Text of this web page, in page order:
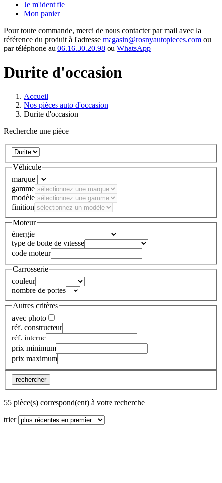
Je m'identifie
Mon panier
Pour toute commande, merci de nous contacter par mail avec la
référence du produit à l'adresse magasin@rosnyautopieces.com ou
par téléphone au 06.16.30.20.98 ou WhatsApp
Durite d'occasion
Accueil
Nos pièces auto d'occasion
Durite d'occasion
Recherche une pièce
Véhicule
marque
gamme
modèle
finition
Moteur
énergie
type de boite de vitesse
code moteur
Carrosserie
couleur
nombre de portes
Autres critères
avec photo
réf. constructeur
réf. interne
prix minimum
prix maximum
rechercher
55 pièce(s) correspond(ent) à votre recherche
trier